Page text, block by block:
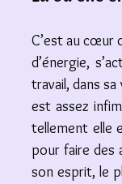
C’est au cœur
d’énergie,
travail, dans
est assez
tellement elle
pour faire des
son esprit, le